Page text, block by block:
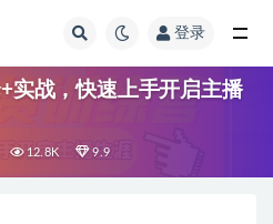
登录
实战，快速上手开启主播
12.8K 9.9